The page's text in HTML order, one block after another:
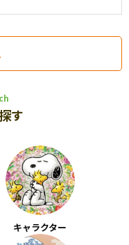
す
キャラクター